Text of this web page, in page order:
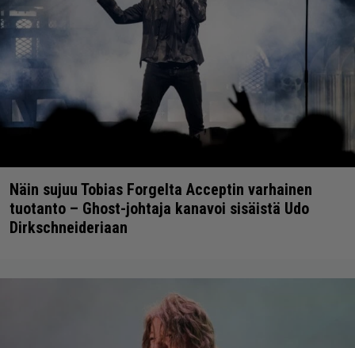
Näin sujuu Tobias Forgelta Acceptin varhainen
tuotanto – Ghost-johtaja kanavoi sisäistä Udo
Dirkschneideriaan